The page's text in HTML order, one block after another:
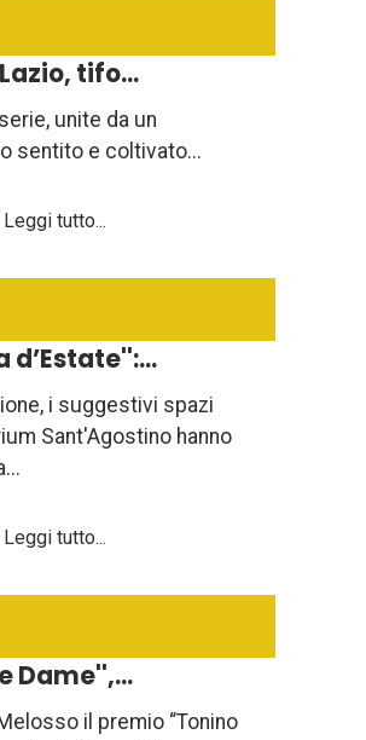
tifo...
unite da un
sentito e coltivato...
Leggi tutto...
d’Estate'':...
i suggestivi spazi
Sant'Agostino hanno
Leggi tutto...
Dame'',...
il premio “Tonino